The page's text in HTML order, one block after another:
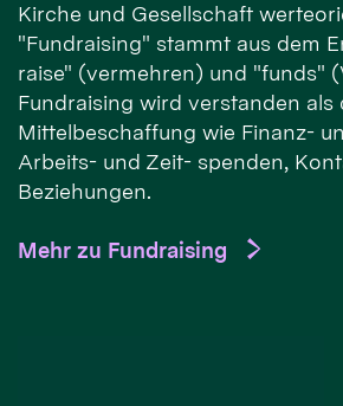
Kirche und Gesellschaft
"Fundraising" stammt aus dem
raise" (vermehren) und "funds"
Fundraising wird verstanden als
Mittelbeschaffung wie Finanz-
Arbeits- und Zeit- spenden,
Beziehungen.
Mehr zu Fundraising